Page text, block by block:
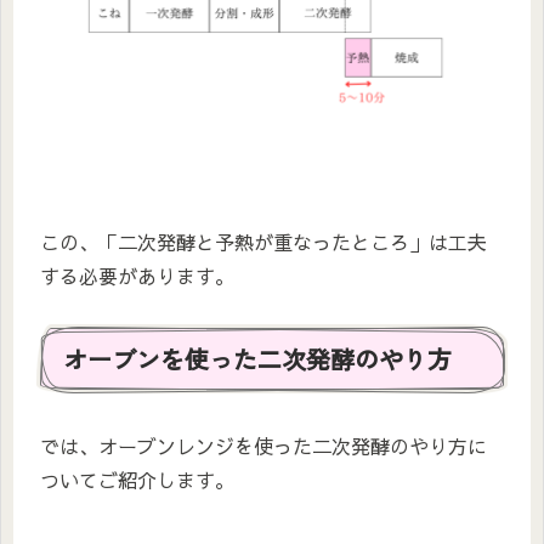
この、「二次発酵と予熱が重なったところ」は工夫
する必要があります。
オーブンを使った二次発酵のやり方
では、オーブンレンジを使った二次発酵のやり方に
ついてご紹介します。